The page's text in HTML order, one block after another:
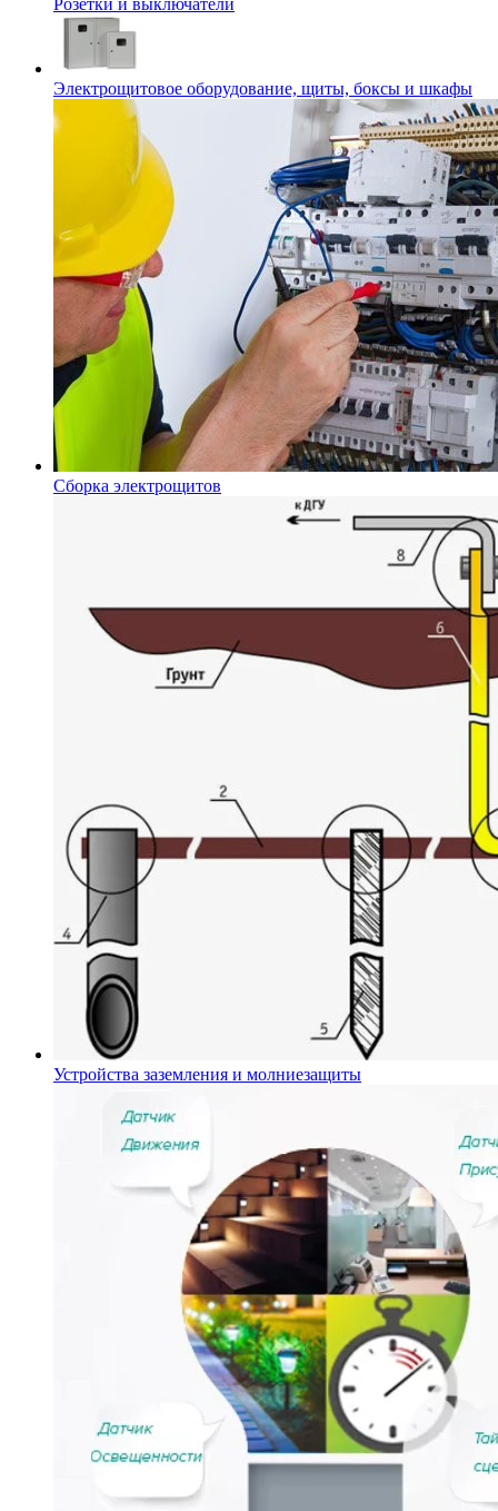
Электрощитовое оборудование, щиты, боксы и шкафы
Сборка электрощитов
Устройства заземления и молниезащиты